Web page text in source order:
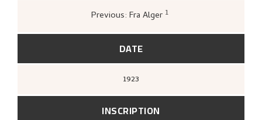
(Oslo: Grøndahl Dreyer / De Norske
Bokklubbene, 1993 [1986]),
Previous: Fra Alger 1
under trekrona(Oslo: Det Norske
Samlaget, 2005),
DATE
1923
INSCRIPTION